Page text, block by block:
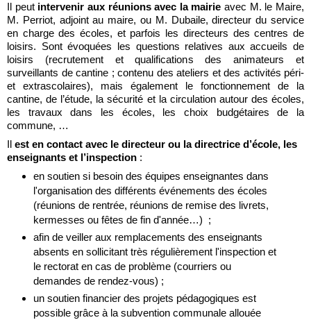
Il peut intervenir aux réunions avec la mairie avec M. le Maire,
M. Perriot, adjoint au maire, ou M. Dubaile, directeur du service
en charge des écoles, et parfois les directeurs des centres de
loisirs. Sont évoquées les questions relatives aux accueils de
loisirs (recrutement et qualifications des animateurs et
surveillants de cantine ; contenu des ateliers et des activités péri-
et extrascolaires), mais également le fonctionnement de la
cantine, de l’étude, la sécurité et la circulation autour des écoles,
les travaux dans les écoles, les choix budgétaires de la
commune, …
Il est en contact avec le directeur ou la directrice d’école, les
enseignants et l’inspection :
en soutien si besoin des équipes enseignantes dans
l'organisation des différents événements des écoles
(réunions de rentrée, réunions de remise des livrets,
kermesses ou fêtes de fin d'année…)  ;
afin de veiller aux remplacements des enseignants
absents en sollicitant très régulièrement l'inspection et
le rectorat en cas de problème (courriers ou
demandes de rendez-vous) ;
un soutien financier des projets pédagogiques est
possible grâce à la subvention communale allouée